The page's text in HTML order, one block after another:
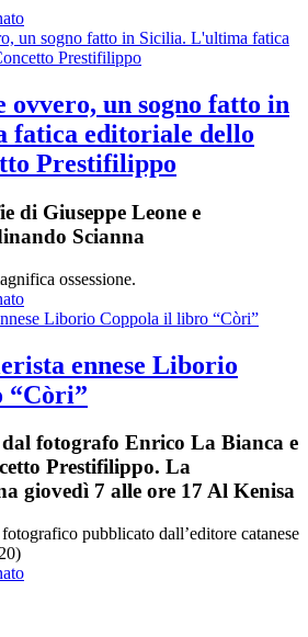
ovvero, un sogno fatto in
fatica editoriale dello
Prestifilippo
di Giuseppe Leone e
Scianna
ossessione.
ennese Liborio
“Còri”
fotografo Enrico La Bianca e
Prestifilippo. La
giovedì 7 alle ore 17 Al Kenisa
pubblicato dall’editore catanese